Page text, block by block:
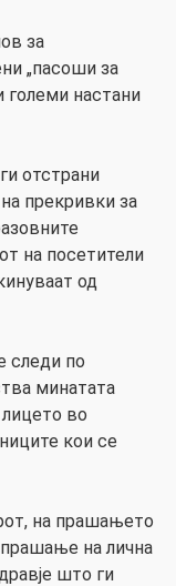
за
„пасоши за
големи настани
отстрани
прекривки за
на посетители
од
следи по
минатата
во
кои се
на прашањето
на лична
што ги